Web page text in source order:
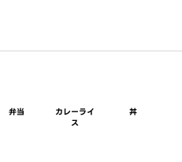
弁当
カレーライ
ス
丼